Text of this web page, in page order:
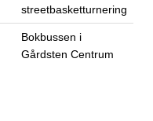
streetbasketturnering
Bokbussen i
Gårdsten Centrum